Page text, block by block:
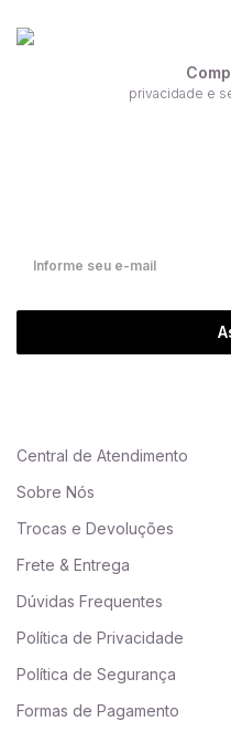
privacidade e
Central de Atendimento
Sobre Nós
Trocas e Devoluções
Frete & Entrega
Dúvidas Frequentes
Política de Privacidade
Política de Segurança
Formas de Pagamento